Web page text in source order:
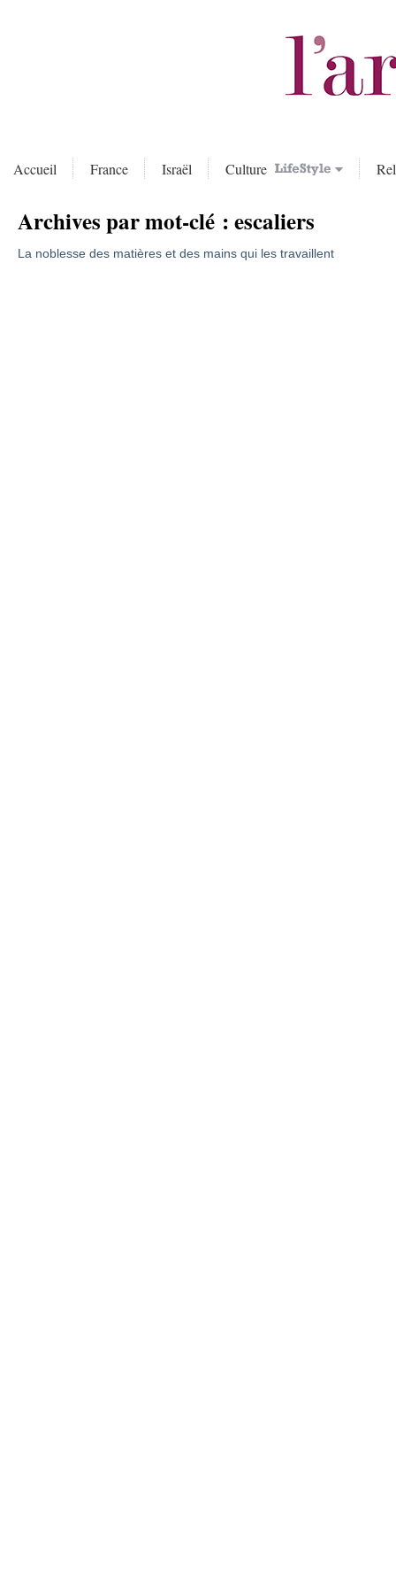
Accueil France Israël Culture
Archives par mot-clé :escaliers
La noblesse des matières et des mains qui les travaillent